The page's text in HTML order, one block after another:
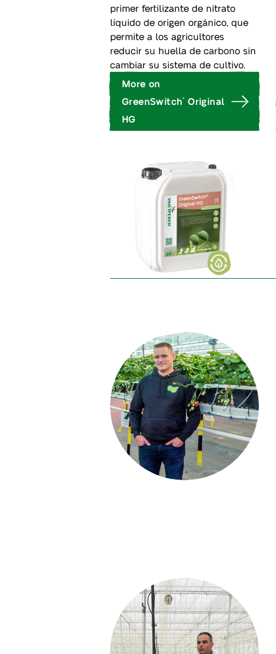
primer fertilizante de nitrato
líquido de origen orgánico, que
permite a los agricultores
reducir su huella de carbono sin
cambiar su sistema de cultivo.
More on
GreenSwitch®
Original
HG